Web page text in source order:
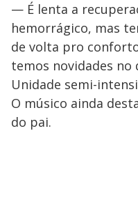
— É lenta a
hemorrágico, mas
de volta pro
temos novidades no
Unidade semi-
O músico ainda
do pai.